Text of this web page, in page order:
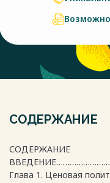
СОДЕРЖАНИЕ
СОДЕРЖАНИЕ
Глава 1. Ценовая